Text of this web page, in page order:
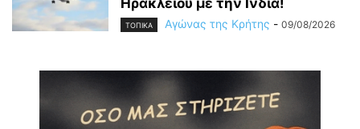
ΤΟΠΙΚΑ Αγώνας της Κρήτης - 09/08/2026